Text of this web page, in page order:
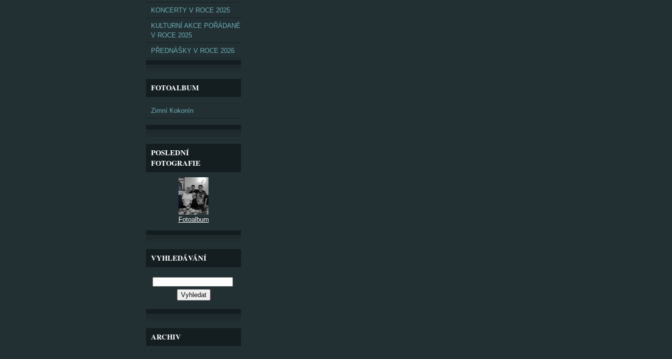
KONCERTY V ROCE 2025
KULTURNÍ AKCE POŘÁDANÉ
V ROCE 2025
PŘEDNÁŠKY V ROCE 2026
FOTOALBUM
Zimní Kokonín
POSLEDNÍ
FOTOGRAFIE
Fotoalbum
VYHLEDÁVÁNÍ
ARCHIV